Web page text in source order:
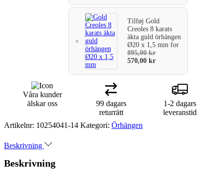
TilføjGold
Creoles 8 karats
äkta guld örhängen
Ø20 x 1,5 mmfor
895,00kr
570,00kr
Våra kunder
älskar oss
99 dagars
returrätt
1-2 dagars
leveranstid
Artikelnr: 10254041-14 Kategori: Örhängen
Beskrivning
Beskrivning